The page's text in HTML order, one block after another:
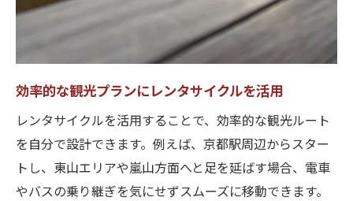
効率的な観光プランにレンタサイクルを活用
レンタサイクルを活用することで、効率的な観光ルート
を自分で設計できます。例えば、京都駅周辺からスター
トし、東山エリアや嵐山方面へと足を延ばす場合、電車
やバスの乗り継ぎを気にせずスムーズに移動できます。